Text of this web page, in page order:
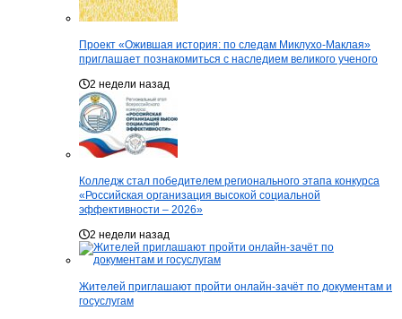
Проект «Ожившая история: по следам Миклухо-Маклая»
приглашает познакомиться с наследием великого ученого
2 недели назад
Колледж стал победителем регионального этапа конкурса
«Российская организация высокой социальной
эффективности – 2026»
2 недели назад
Жителей приглашают пройти онлайн-зачёт по документам и
госуслугам